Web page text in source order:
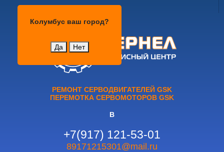
Колумбус ваш город?
Да Нет
РЕМОНТ СЕРВОДВИГАТЕЛЕЙ GSK
ПЕРЕМОТКА СЕРВОМОТОРОВ GSK
В
+7(917) 121-53-01
89171215301@mail.ru